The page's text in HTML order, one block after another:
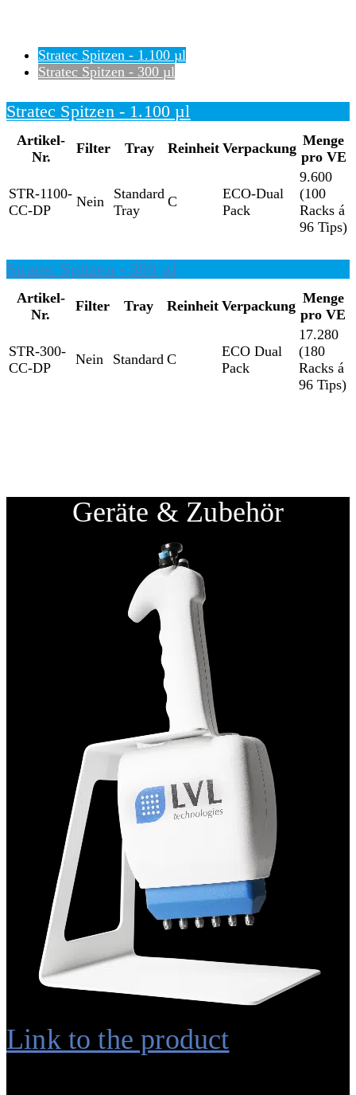
Stratec Spitzen - 1.100 µl
Stratec Spitzen - 300 µl
Stratec Spitzen - 1.100 µl
Artikel-
Nr.
Filter Tray Reinheit Verpackung Menge
pro VE
STR-1100-
CC-DP
Nein
Standard
Tray
C
ECO-Dual
Pack
9.600
(100
Racks á
96 Tips)
Stratec Spitzen - 300 µl
Artikel-
Nr.
Filter Tray Reinheit Verpackung Menge
pro VE
STR-300-
CC-DP
Nein Standard C
ECO Dual
Pack
17.280
(180
Racks á
96 Tips)
Geräte & Zubehör
Link to the product